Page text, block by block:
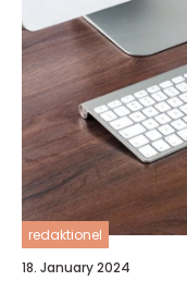
redaktionel
18. January 2024